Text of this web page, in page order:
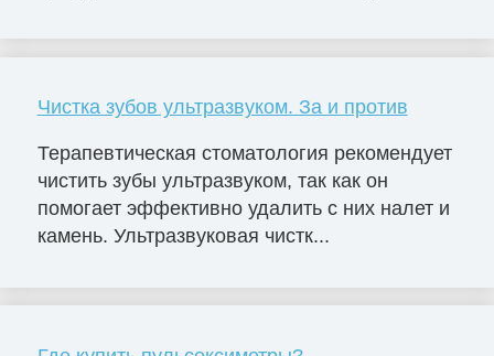
Чистка зубов ультразвуком. За и против
Терапевтическая стоматология рекомендует
чистить зубы ультразвуком, так как он
помогает эффективно удалить с них налет и
камень. Ультразвуковая чистк...